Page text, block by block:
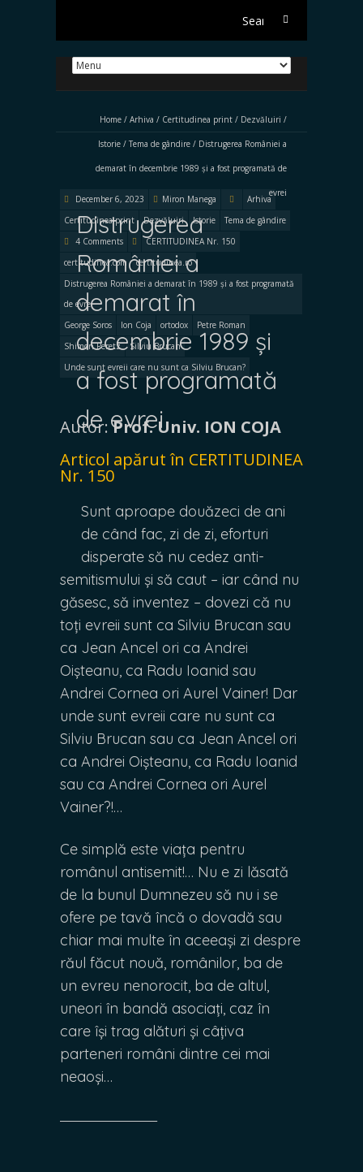
r
c
f
o
Home / Arhiva / Certitudinea print / Dezvăluiri /
Istorie / Tema de gândire / Distrugerea României a
demarat în decembrie 1989 și a fost programată de
evrei
Distrugerea
României a
demarat în
decembrie 1989 și
a fost programată
de evrei
December 6, 2023 Miron Manega
Arhiva
Certitudinea print
Dezvăluiri Istorie
Tema de gândire
4 Comments
CERTITUDINEA Nr. 150
certitudinea.com
certitudinea.ro
Distrugerea României a demarat în 1989 și a fost programată
de evrei
George Soros
Ion Coja ortodox
Petre Roman
Shimon Peretz
Silviu Brucan
Unde sunt evreii care nu sunt ca Silviu Brucan?
Autor:Prof. Univ. ION COJA
Articol apărut în CERTITUDINEA
Nr. 150
Sunt aproape douăzeci de ani
de când fac, zi de zi, eforturi
disperate să nu cedez anti-
semitismului și să caut – iar când nu
găsesc, să inventez – dovezi că nu
toți evreii sunt ca Silviu Brucan sau
ca Jean Ancel ori ca Andrei
Oișteanu, ca Radu Ioanid sau
Andrei Cornea ori Aurel Vainer! Dar
unde sunt evreii care nu sunt ca
Silviu Brucan sau ca Jean Ancel ori
ca Andrei Oișteanu, ca Radu Ioanid
sau ca Andrei Cornea ori Aurel
Vainer?!…
Ce simplă este viața pentru
românul antisemit!… Nu e zi lăsată
de la bunul Dumnezeu să nu i se
ofere pe tavă încă o dovadă sau
chiar mai multe în aceeași zi despre
răul făcut nouă, românilor, ba de
un evreu nenorocit, ba de altul,
uneori în bandă asociați, caz în
care își trag alături și câțiva
parteneri români dintre cei mai
neaoși…